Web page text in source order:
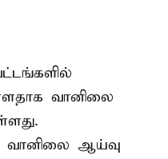
வானிலை
ஆய்வு